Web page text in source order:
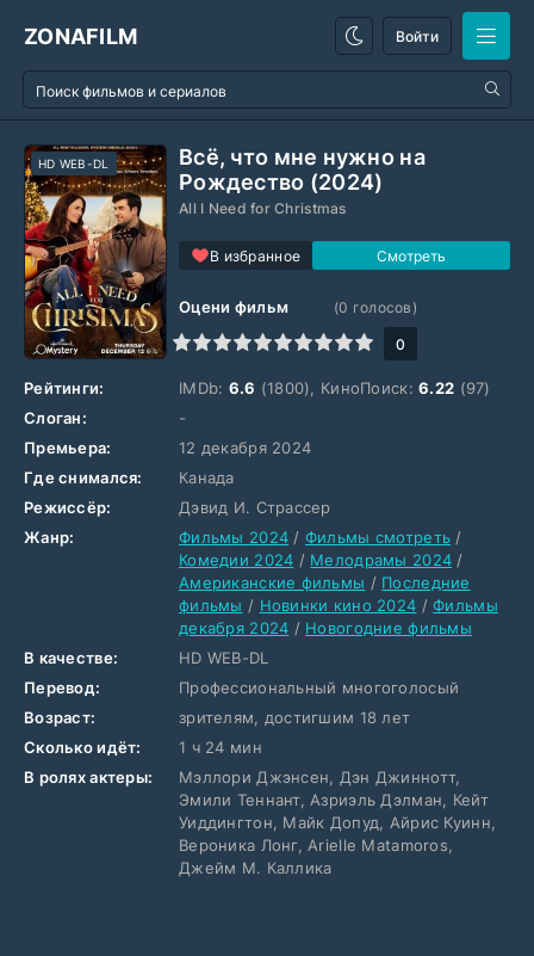
ZONAFILM Войти
Всё, что мне нужно на
Рождество (2024)
All I Need for Christmas
В избранное
HD WEB-DL
Оцени фильм
1
2 3 4 5 6 7 8 9 10
(0 голосов)
0
Рейтинги: IMDb: 6.6 (1800), КиноПоиск:6.22 (97)
Слоган:
-
Премьера:
12 декабря 2024
Где снимался:
Канада
Режиссёр:
Дэвид И. Страссер
Жанр:
Фильмы 2024 / Фильмы смотреть /
Комедии 2024 / Мелодрамы 2024 /
Американские фильмы / Последние
фильмы / Новинки кино 2024 /Фильмы
декабря 2024 / Новогодние фильмы
В качестве:
HD WEB-DL
Перевод:
Профессиональный многоголосый
Возраст:
зрителям, достигшим 18 лет
Сколько идёт:
1 ч 24 мин
В ролях актеры:
Мэллори Джэнсен, Дэн Джиннотт,
Эмили Теннант, Азриэль Дэлман, Кейт
Уиддингтон, Майк Допуд, Айрис Куинн,
Вероника Лонг, Arielle Matamoros,
Джейм М. Каллика